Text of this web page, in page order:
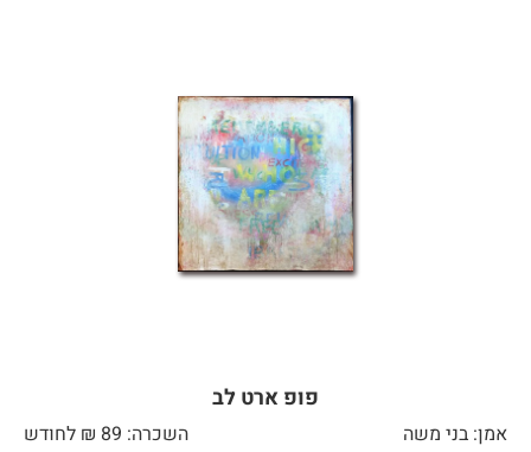
פופ ארט לב
אמן: בני משה
השכרה: 89 ₪ לחודש